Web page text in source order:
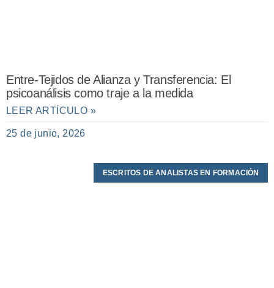
Entre-Tejidos de Alianza y Transferencia: El
psicoanálisis como traje a la medida
LEER ARTÍCULO »
25 de junio, 2026
ESCRITOS DE ANALISTAS EN FORMACIÓN